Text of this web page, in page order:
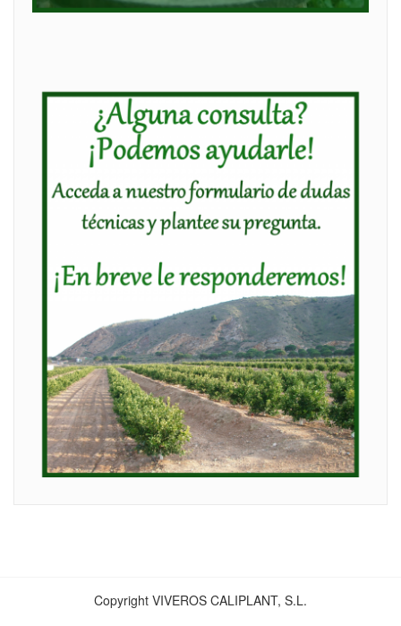
Copyright VIVEROS CALIPLANT, S.L.